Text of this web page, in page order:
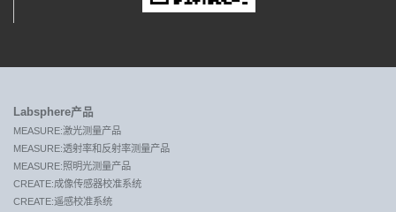
Labsphere产品
MEASURE:激光测量产品
MEASURE:透射率和反射率测量产品
MEASURE:照明光测量产品
CREATE:成像传感器校准系统
CREATE:遥感校准系统